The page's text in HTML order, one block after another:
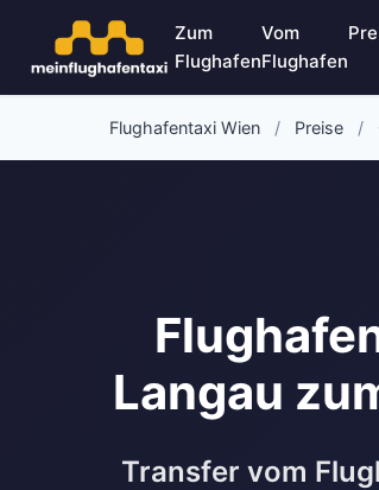
Zum
Flughafen
Vom
Flughafen
Flughafentaxi Wien / Preise /
Langau
Transfer vom